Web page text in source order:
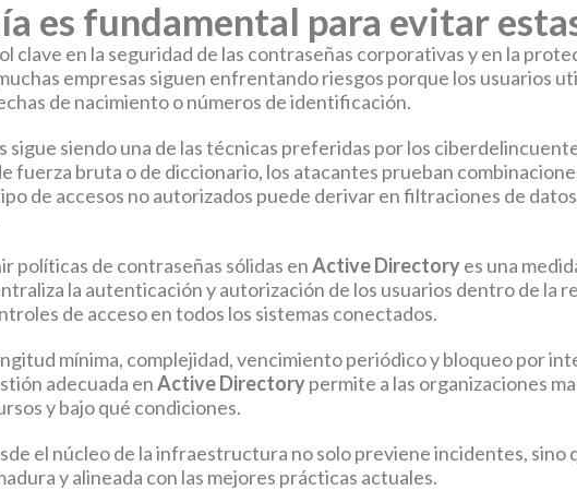
es fundamental para evitar
clave en la seguridad de las contraseñas corporativas y en la
empresas siguen enfrentando riesgos porque los usuarios
de nacimiento o números de identificación.
sigue siendo una de las técnicas preferidas por los
fuerza bruta o de diccionario, los atacantes prueban
de accesos no autorizados puede derivar en filtraciones de
políticas de contraseñas sólidas enActive Directoryes una
la autenticación y autorización de los usuarios dentro de la
de acceso en todos los sistemas conectados.
mínima, complejidad, vencimiento periódico y bloqueo por
adecuada enActive Directorypermite a las organizaciones
y bajo qué condiciones.
el núcleo de la infraestructura no solo previene incidentes, sino
y alineada con las mejores prácticas actuales.